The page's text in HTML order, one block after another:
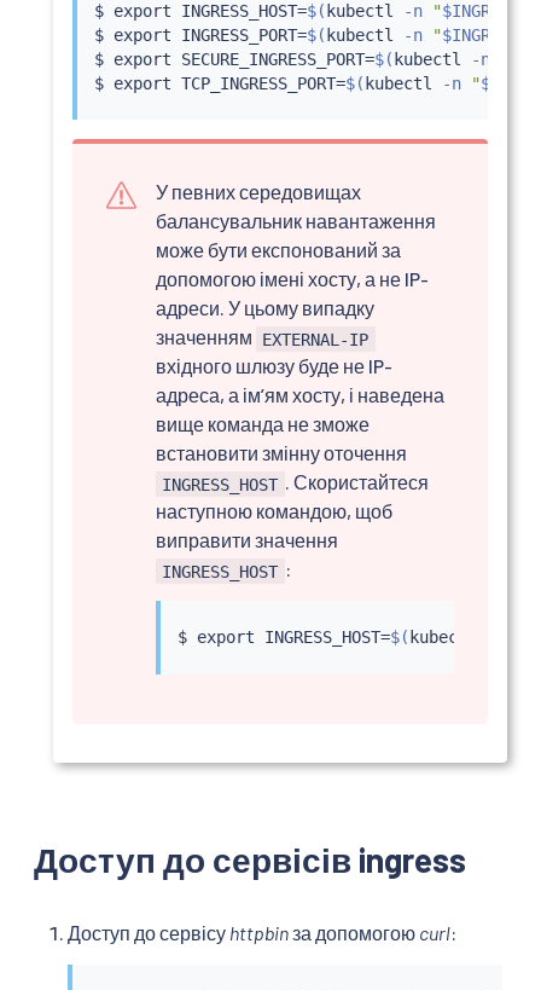
$ export INGRESS_HOST=$( kubectl -n "
$ export INGRESS_PORT=$( kubectl -n "
$ export SECURE_INGRESS_PORT=$( kubectl -n
$ export TCP_INGRESS_PORT=$( kubectl -n "
У певних середовищах
балансувальник навантаження
може бути експонований за
допомогою імені хосту, а не IP-
адреси. У цьому випадку
значенням
EXTERNAL-IP
вхідного шлюзу буде не IP-
адреса, а імʼям хосту, і наведена
вище команда не зможе
встановити змінну оточення
INGRESS_HOST . Скористайтеся
наступною командою, щоб
виправити значення
INGRESS_HOST :
$ export INGRESS_HOST=$( kubectl
Доступ до сервісів ingress
Доступ до сервісу httpbinза допомогою curl: